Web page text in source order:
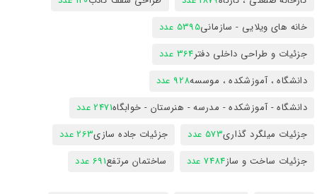
خانه های ویلایی - سازمانی5395 عدد
جزئیات و طراحی داخلی دفتر364 عدد
دانشگاه ، آموزشکده ، موسسه928 عدد
دانشگاه - آموزشکده - مدرسه - هنرستان - خوابگاه2471 عدد
جزئیات میلگرد گذاری573 عدد جزئیات جاده سازی263 عدد
جزئیات ساخت و ساز7484 عدد ساختمان مرتفع691 عدد